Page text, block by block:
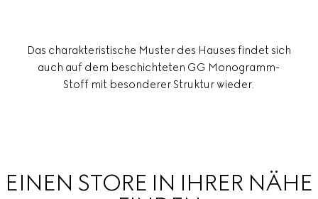
Das charakteristische Muster des Hauses findet sich
auch auf dem beschichteten GG Monogramm-
Stoff mit besonderer Struktur wieder.
EINEN STORE IN IHRER NÄHE